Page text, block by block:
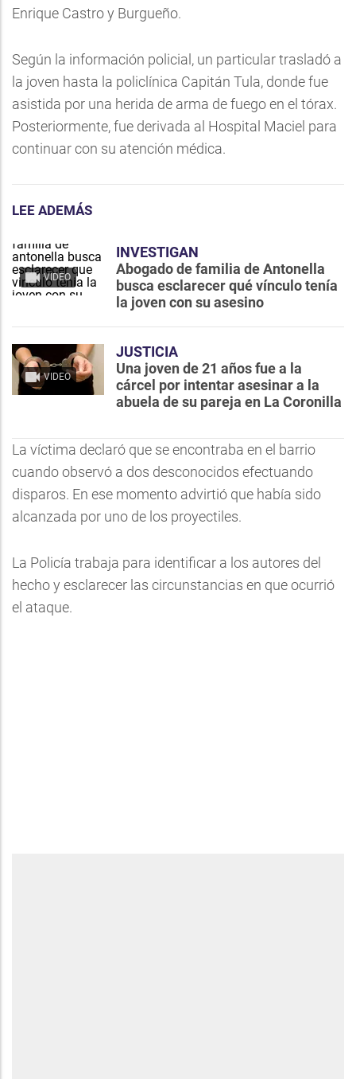
Enrique Castro y Burgueño.
Según la información policial, un particular trasladó a
la joven hasta la policlínica Capitán Tula, donde fue
asistida por una herida de arma de fuego en el tórax.
Posteriormente, fue derivada al Hospital Maciel para
continuar con su atención médica.
LEE ADEMÁS
VIDEO
INVESTIGAN
Abogado de familia de Antonella
busca esclarecer qué vínculo tenía
la joven con su asesino
VIDEO
JUSTICIA
Una joven de 21 años fue a la
cárcel por intentar asesinar a la
abuela de su pareja en La Coronilla
La víctima declaró que se encontraba en el barrio
cuando observó a dos desconocidos efectuando
disparos. En ese momento advirtió que había sido
alcanzada por uno de los proyectiles.
La Policía trabaja para identificar a los autores del
hecho y esclarecer las circunstancias en que ocurrió
el ataque.